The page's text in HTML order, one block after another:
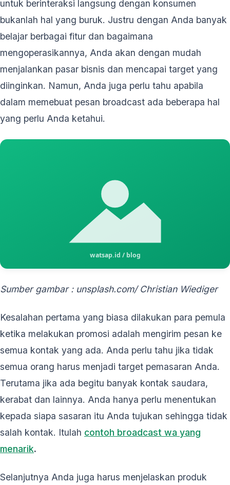
untuk berinteraksi langsung dengan konsumen
bukanlah hal yang buruk. Justru dengan Anda banyak
belajar berbagai fitur dan bagaimana
mengoperasikannya, Anda akan dengan mudah
menjalankan pasar bisnis dan mencapai target yang
diinginkan. Namun, Anda juga perlu tahu apabila
dalam memebuat pesan broadcast ada beberapa hal
yang perlu Anda ketahui.
Sumber gambar : unsplash.com/ Christian Wiediger
Kesalahan pertama yang biasa dilakukan para pemula
ketika melakukan promosi adalah mengirim pesan ke
semua kontak yang ada. Anda perlu tahu jika tidak
semua orang harus menjadi target pemasaran Anda.
Terutama jika ada begitu banyak kontak saudara,
kerabat dan lainnya. Anda hanya perlu menentukan
kepada siapa sasaran itu Anda tujukan sehingga tidak
salah kontak. Itulah contoh broadcast wa yang
menarik.
Selanjutnya Anda juga harus menjelaskan produk